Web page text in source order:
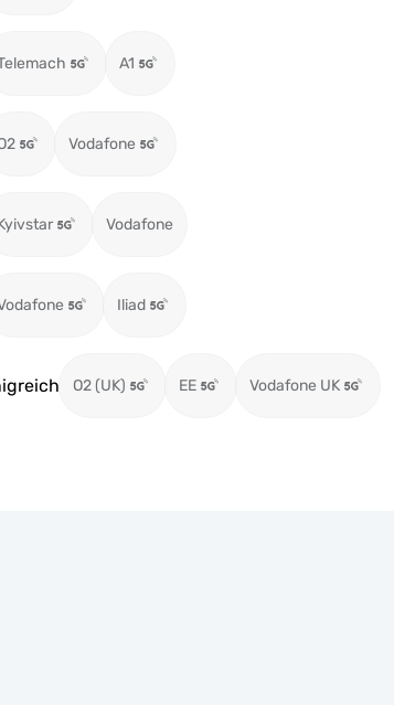
A1
Vodafone
Vodafone
Iliad
O2 (UK) EE Vodafone UK